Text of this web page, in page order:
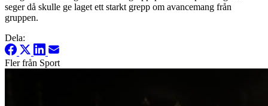
seger då skulle ge laget ett starkt grepp om avancemang från
gruppen.
Dela:
Fler från Sport